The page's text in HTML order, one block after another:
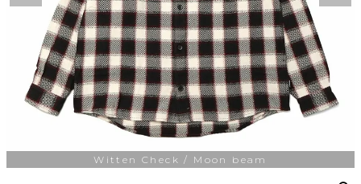
Witten Check / Moon beam